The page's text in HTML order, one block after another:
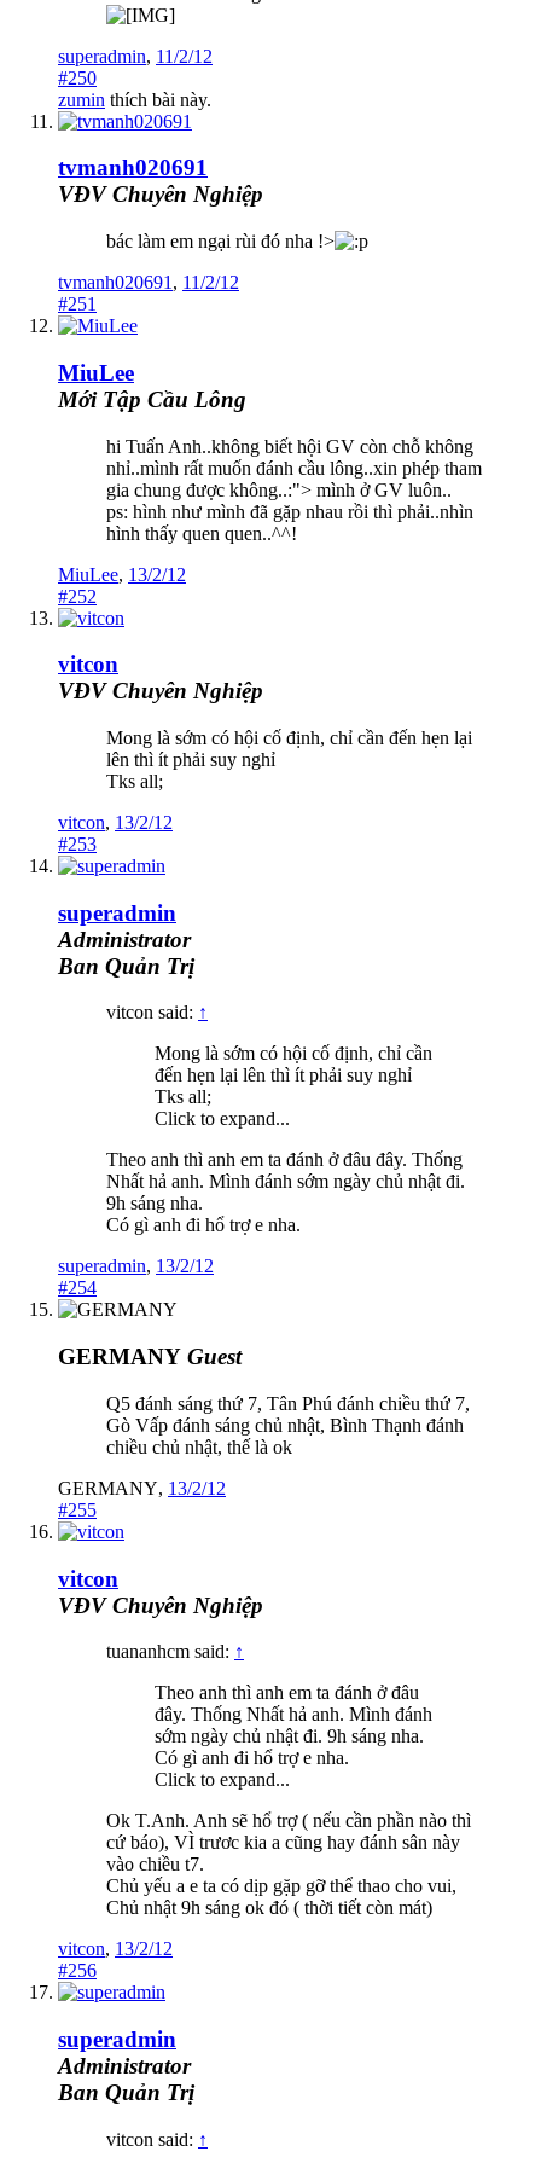
superadmin, 11/2/12
#250
zumin thích bài này.
tvmanh020691
VĐV Chuyên Nghiệp
bác làm em ngại rùi đó nha !>
tvmanh020691 , 11/2/12
#251
MiuLee
Mới Tập Cầu Lông
hi Tuấn Anh..không biết hội GV còn chỗ không
nhỉ..mình rất muốn đánh cầu lông..xin phép tham
gia chung được không..:"> mình ở GV luôn..
ps: hình như mình đã gặp nhau rồi thì phải..nhìn
hình thấy quen quen..^^!
MiuLee, 13/2/12
#252
vitcon
VĐV Chuyên Nghiệp
Mong là sớm có hội cố định, chỉ cần đến hẹn lại
lên thì ít phải suy nghỉ
Tks all;
vitcon, 13/2/12
#253
superadmin
Administrator
Ban Quản Trị
vitcon said: ↑
Mong là sớm có hội cố định, chỉ cần
đến hẹn lại lên thì ít phải suy nghỉ
Tks all;
Click to expand...
Theo anh thì anh em ta đánh ở đâu đây. Thống
Nhất hả anh. Mình đánh sớm ngày chủ nhật đi.
9h sáng nha.
Có gì anh đi hổ trợ e nha.
superadmin, 13/2/12
#254
GERMANY Guest
Q5 đánh sáng thứ 7, Tân Phú đánh chiều thứ 7,
Gò Vấp đánh sáng chủ nhật, Bình Thạnh đánh
chiều chủ nhật, thế là ok
GERMANY, 13/2/12
#255
vitcon
VĐV Chuyên Nghiệp
tuananhcm said: ↑
Theo anh thì anh em ta đánh ở đâu
đây. Thống Nhất hả anh. Mình đánh
sớm ngày chủ nhật đi. 9h sáng nha.
Có gì anh đi hổ trợ e nha.
Click to expand...
Ok T.Anh. Anh sẽ hổ trợ ( nếu cần phần nào thì
cứ báo), VÌ trươc kia a cũng hay đánh sân này
vào chiều t7.
Chủ yếu a e ta có dịp gặp gỡ thể thao cho vui,
Chủ nhật 9h sáng ok đó ( thời tiết còn mát)
vitcon, 13/2/12
#256
superadmin
Administrator
Ban Quản Trị
vitcon said: ↑